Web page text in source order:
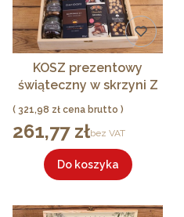
KOSZ prezentowy
świąteczny w skrzyni Z
LOGO Zestaw brązowy
Cena
321,98 zł
Cena
261,77 złbez VAT
Do koszyka